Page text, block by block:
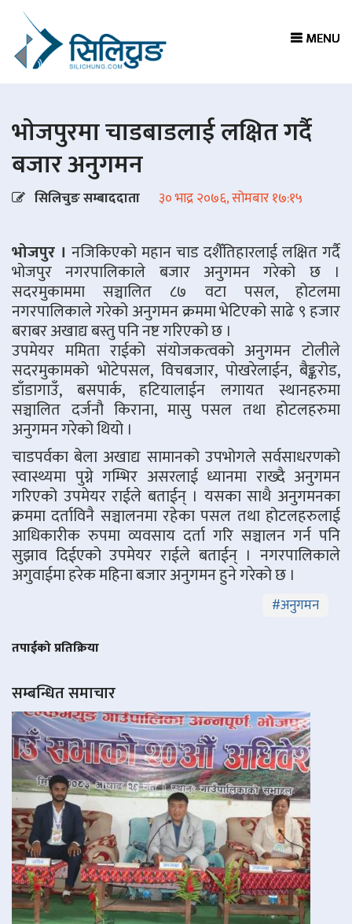
MENU
MENU
MENU
MENU
भाेजपुरमा चाडबाडलाई लक्षित गर्दै
बजार अनुगमन
सिलिचुङ सम्बाददाता ३० भाद्र २०७६, सोमबार १७:१५
भोजपुर । नजिकिएको महान चाड दशैँतिहारलाई लक्षित गर्दै
भोजपुर नगरपालिकाले बजार अनुगमन गरेको छ ।
सदरमुकाममा सञ्चालित ८७ वटा पसल, होटलमा
नगरपालिकाले गरेको अनुगमन क्रममा भेटिएको साढे ९ हजार
बराबर अखाद्य बस्तु पनि नष्ट गरिएको छ ।
उपमेयर ममिता राईको संयोजकत्वको अनुगमन टोलीले
सदरमुकामको भोटेपसल, विचबजार, पोखरेलाईन, बैङ्करोड,
डाँडागाउँ, बसपार्क, हटियालाईन लगायत स्थानहरुमा
सञ्चालित दर्जनौ किराना, मासु पसल तथा होटलहरुमा
अनुगमन गरेको थियो ।
चाडपर्वका बेला अखाद्य सामानको उपभोगले सर्वसाधरणको
स्वास्थ्यमा पुग्ने गम्भिर असरलाई ध्यानमा राख्दै अनुगमन
गरिएको उपमेयर राईले बताईन् । यसका साथै अनुगमनका
क्रममा दर्ताविनै सञ्चालनमा रहेका पसल तथा होटलहरुलाई
आधिकारीक रुपमा व्यवसाय दर्ता गरि सञ्चालन गर्न पनि
सुझाव दिईएको उपमेयर राईले बताईन् । नगरपालिकाले
अगुवाईमा हरेक महिना बजार अनुगमन हुने गरेको छ ।
#अनुगमन
तपाईको प्रतिक्रिया
सम्बन्धित समाचार